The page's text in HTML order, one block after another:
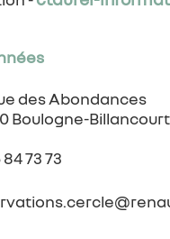
des Abondances
Boulogne-Billancourt
84 73 73